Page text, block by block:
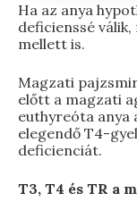
Ha az anya
deficienssé
mellett is.
Magzati
előtt a magzati
euthyreóta anya
elegendő T4-
deficienciát.
T3, T4 és TR a